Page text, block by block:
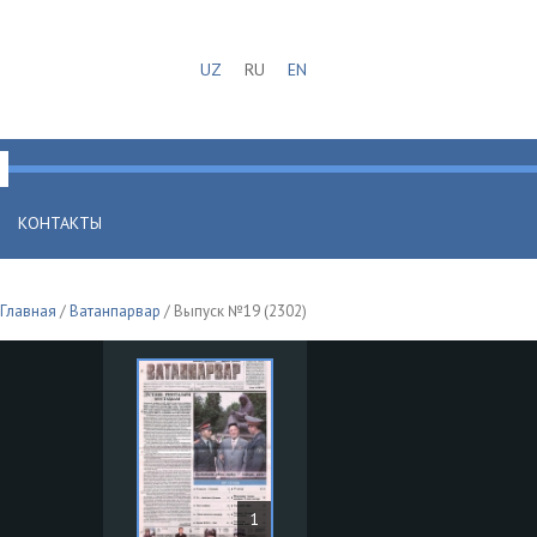
UZ RU EN
КОНТАКТЫ
Главная /Ватанпарвар / Выпуск №19 (2302)
1